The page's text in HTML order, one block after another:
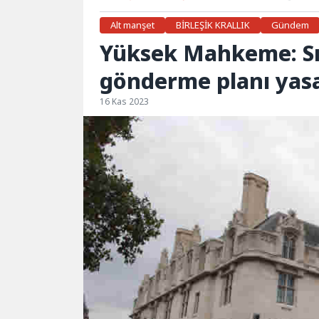
Alt manşet BİRLEŞİK KRALLIK Gündem
Yüksek Mahkeme:
gönderme planı
16 Kas 2023